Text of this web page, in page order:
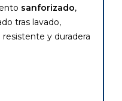
sanforizado,
tras lavado,
y duradera